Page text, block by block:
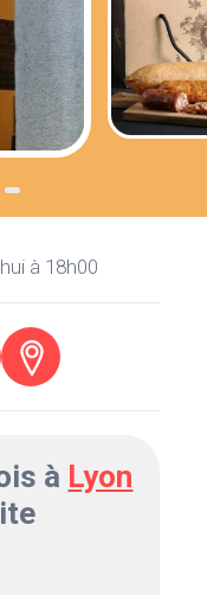
à 18h00
à Lyon